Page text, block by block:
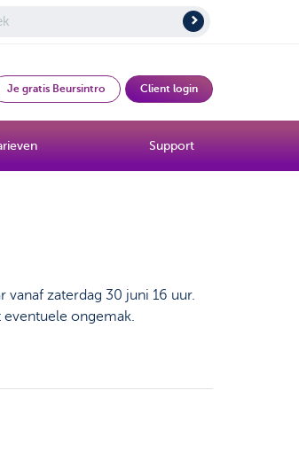
Je gratis Beursintro Client login
Support
zaterdag 30 juni 16 uur.
ongemak.